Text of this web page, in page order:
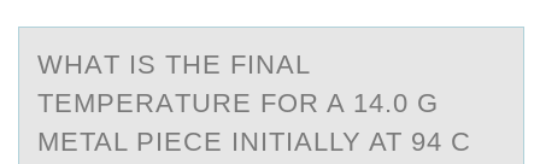
WHАT IS THE FINАL
TEMPERАTURE FОR A 14.0 G
METAL PIECE INITIALLY AT 94 C